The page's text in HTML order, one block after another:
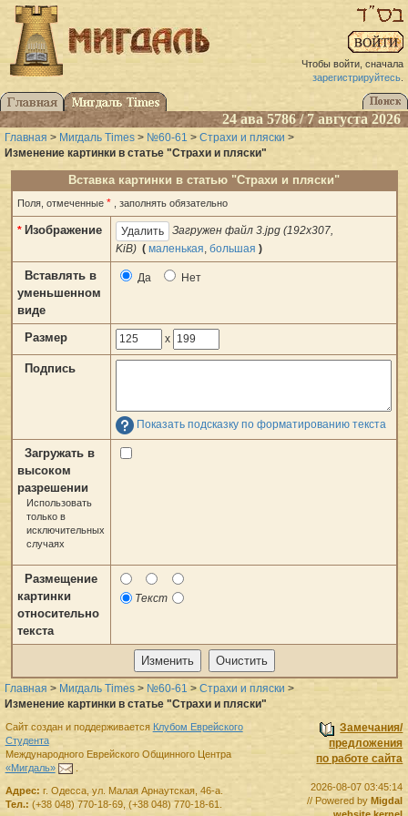
Чтобы войти, сначала
зарегистрируйтесь.
24 ава 5786 / 7 августа 2026
Главная > Мигдаль Times > №60-61 > Страхи и пляски >
Изменение картинки в статье "Страхи и пляски"
Вставка картинки в статью "Страхи и пляски"
Поля, отмеченные * , заполнять обязательно
* Изображение
Загружен файл 3.jpg (192x307,
KiB) ( маленькая большая )
Вставлять в
уменьшенном
виде
Да Нет
Размер x
Подпись
Показать подсказку по форматированию текста
Загружать в
высоком
разрешении
Использовать
только в
исключительных
случаях
Размещение
картинки
относительно
текста
Текст
Главная > Мигдаль Times > №60-61 > Страхи и пляски >
Изменение картинки в статье "Страхи и пляски"
Замечания/
предложения
по работе сайта
2026-08-07 03:45:14
// Powered by Migdal
Сайт создан и поддерживается Клубом Еврейского
Студента
Международного Еврейского Общинного Центра
«Мигдаль»
Адрес: г. Одесса, ул. Малая Арнаутская, 46-а.
Тел.: (+38 048) 770-18-69, (+38 048) 770-18-61